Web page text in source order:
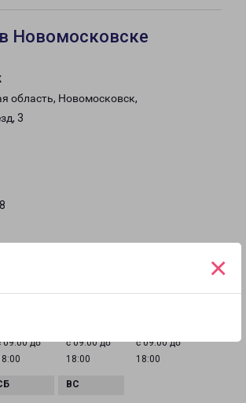
×
Новомосковске
область, Новомосковск,
3
09:00 до
с 09:00 до
18:00
с 09:00 до
18:00